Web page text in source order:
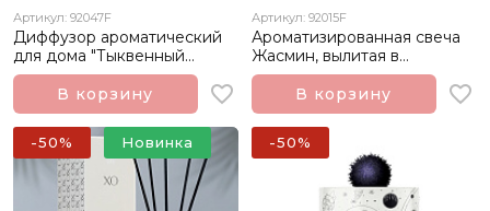
Артикул: 92047F
Диффузор ароматический
для дома "Тыквенный
пирог"
В корзину
Артикул: 92015F
Ароматизированная свеча
Жасмин, вылитая в
стеклянной банке
В корзину
-50% Новинка -50%